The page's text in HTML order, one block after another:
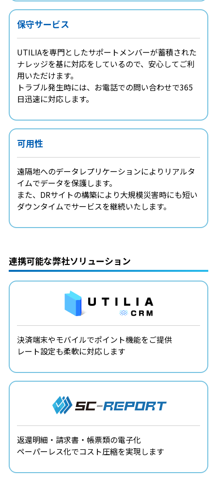
保守サービス
UTILIAを専門としたサポートメンバーが蓄積された
ナレッジを基に対応をしているので、安心してご利
用いただけます。
トラブル発生時には、お電話での問い合わせで365
日迅速に対応します。
可用性
遠隔地へのデータレプリケーションによりリアルタ
イムでデータを保護します。
また、DRサイトの構築により大規模災害時にも短い
ダウンタイムでサービスを継続いたします。
連携可能な弊社ソリューション
決済端末やモバイルでポイント機能をご提供
レート設定も柔軟に対応します
返還明細・請求書・帳票類の電子化
ペーパーレス化でコスト圧縮を実現します